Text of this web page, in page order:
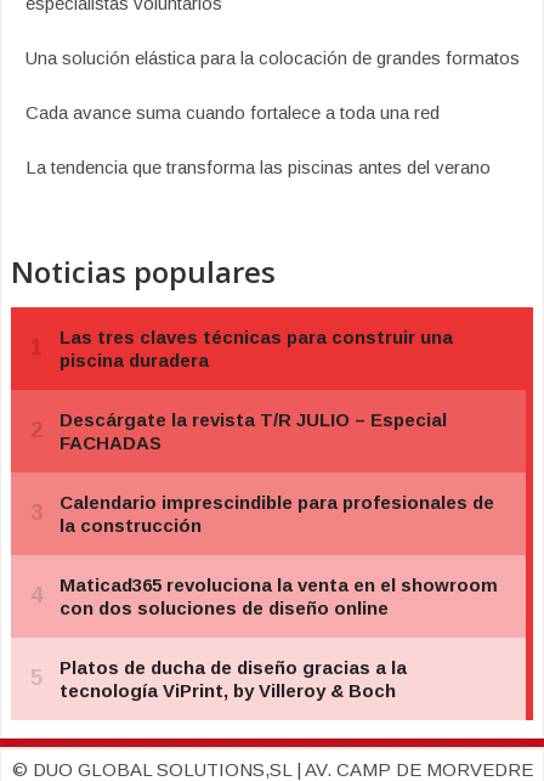
Una solución elástica para la colocación de grandes formatos
Cada avance suma cuando fortalece a toda una red
La tendencia que transforma las piscinas antes del verano
Noticias populares
© DUO GLOBAL SOLUTIONS,SL | AV. CAMP DE MORVEDRE